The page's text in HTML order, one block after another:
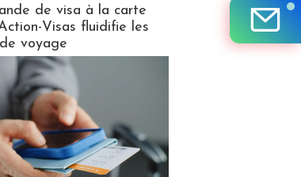
de visa à la carte
Visas fluidifie les
voyage